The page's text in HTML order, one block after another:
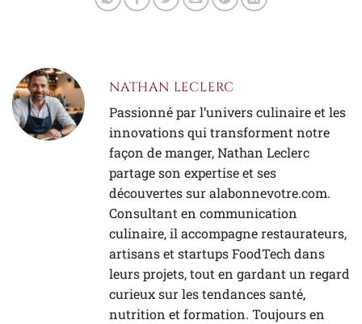
NATHAN LECLERC
Passionné par l’univers culinaire et les
innovations qui transforment notre
façon de manger, Nathan Leclerc
partage son expertise et ses
découvertes sur alabonnevotre.com.
Consultant en communication
culinaire, il accompagne restaurateurs,
artisans et startups FoodTech dans
leurs projets, tout en gardant un regard
curieux sur les tendances santé,
nutrition et formation. Toujours en